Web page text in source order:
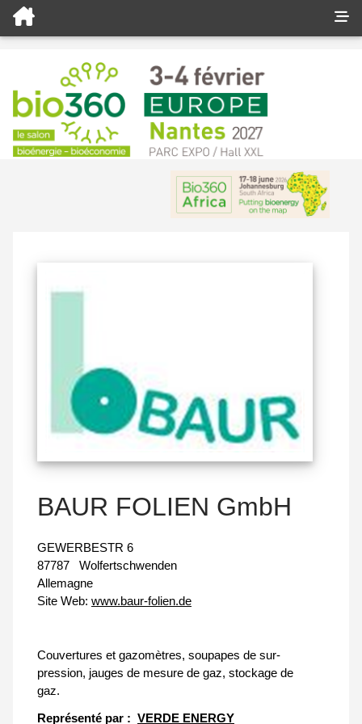
BAUR FOLIEN GmbH
GEWERBESTR 6
87787
Wolfertschwenden
Allemagne
Site Web: www.baur-folien.de
Couvertures et gazomètres, soupapes de sur-
pression, jauges de mesure de gaz, stockage de
gaz.
Représenté par : VERDE ENERGY